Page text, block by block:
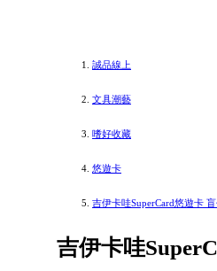
誠品線上
文具潮藝
嗜好收藏
悠遊卡
吉伊卡哇SuperCard悠遊卡 盲
吉伊卡哇